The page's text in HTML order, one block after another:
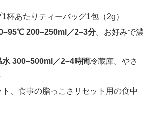
1杯あたりティーバッグ1包（2g）
200–250ml／2–3分。お好みで濃
水 300–500ml／2–4時間冷蔵庫。やさ
ト、食事の脂っこさリセット用の食中